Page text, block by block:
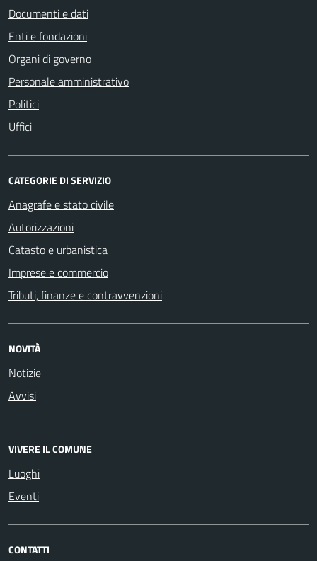
Documenti e dati
Enti e fondazioni
Organi di governo
Personale amministrativo
Politici
Uffici
CATEGORIE DI SERVIZIO
Anagrafe e stato civile
Autorizzazioni
Catasto e urbanistica
Imprese e commercio
Tributi, finanze e contravvenzioni
NOVITÀ
Notizie
Avvisi
VIVERE IL COMUNE
Luoghi
Eventi
CONTATTI